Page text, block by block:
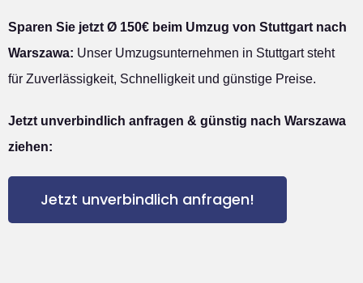
Sparen Sie jetzt Ø 150€ beim Umzug von Stuttgart nach
Warszawa: Unser Umzugsunternehmen in Stuttgart steht
für Zuverlässigkeit, Schnelligkeit und günstige Preise.
Jetzt unverbindlich anfragen & günstig nach Warszawa
ziehen:
Jetzt unverbindlich anfragen!